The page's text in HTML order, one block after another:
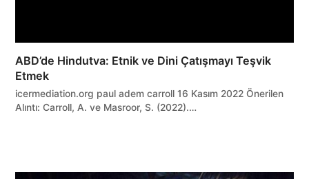
ABD’de Hindutva: Etnik ve Dini Çatışmayı Teşvik
Etmek
icermediation.org paul adem carroll 16 Kasım 2022 Önerilen
Alıntı: Carroll, A. ve Masroor, S. (2022).…